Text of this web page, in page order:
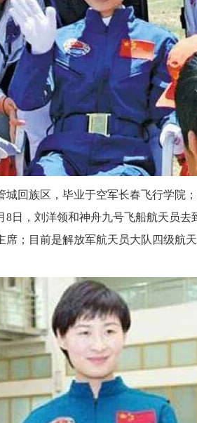
城回族区，毕业于空军长春飞行学院
8日，刘洋领和神舟九号飞船航天员
；目前是解放军航天员大队四级航天